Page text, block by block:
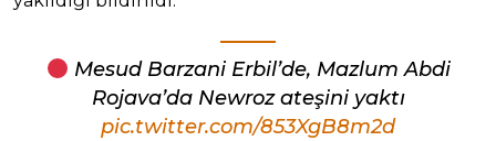
Mesud Barzani Erbil’de, Mazlum Abdi
Rojava’da Newroz ateşini yaktı
pic.twitter.com/853XgB8m2d